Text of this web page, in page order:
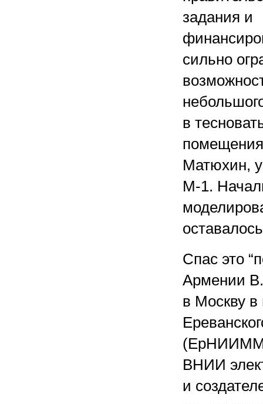
задания и
сильно
в
Матюхин,
М-1.
Спас это
Армении
в Москву
(ЕрНИИММ)
ВНИИ
и